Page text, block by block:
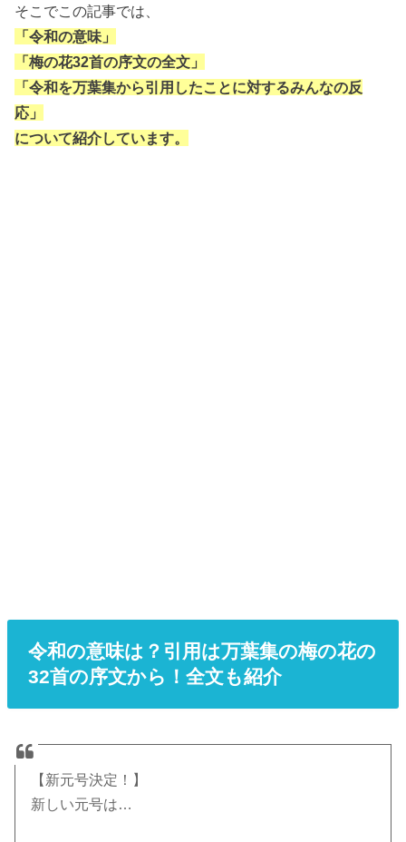
そこでこの記事では、
「令和の意味」
「梅の花32首の序文の全文」
「令和を万葉集から引用したことに対するみんなの反
応」
について紹介しています。
令和の意味は？引用は万葉集の梅の花の
32首の序文から！全文も紹介
【新元号決定！】
新しい元号は…